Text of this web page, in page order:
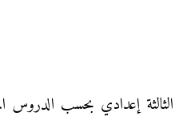
إعدادي بحسب الدروس